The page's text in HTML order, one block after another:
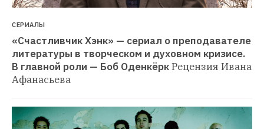
СЕРИАЛЫ
«Счастливчик Хэнк» — сериал о преподавателе
литературы в творческом и духовном кризисе.
В главной роли — Боб ОденкёркРецензия Ивана
Афанасьева